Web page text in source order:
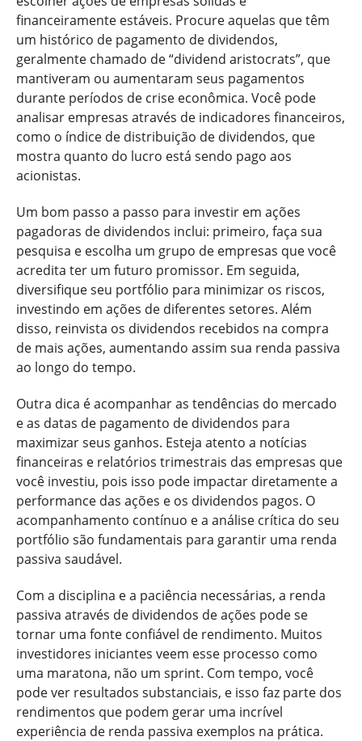
financeiramente estáveis. Procure aquelas que têm
um histórico de pagamento de dividendos,
geralmente chamado de “dividend aristocrats”, que
mantiveram ou aumentaram seus pagamentos
durante períodos de crise econômica. Você pode
analisar empresas através de indicadores financeiros,
como o índice de distribuição de dividendos, que
mostra quanto do lucro está sendo pago aos
acionistas.
Um bom passo a passo para investir em ações
pagadoras de dividendos inclui: primeiro, faça sua
pesquisa e escolha um grupo de empresas que você
acredita ter um futuro promissor. Em seguida,
diversifique seu portfólio para minimizar os riscos,
investindo em ações de diferentes setores. Além
disso, reinvista os dividendos recebidos na compra
de mais ações, aumentando assim sua renda passiva
ao longo do tempo.
Outra dica é acompanhar as tendências do mercado
e as datas de pagamento de dividendos para
maximizar seus ganhos. Esteja atento a notícias
financeiras e relatórios trimestrais das empresas que
você investiu, pois isso pode impactar diretamente a
performance das ações e os dividendos pagos. O
acompanhamento contínuo e a análise crítica do seu
portfólio são fundamentais para garantir uma renda
passiva saudável.
Com a disciplina e a paciência necessárias, a renda
passiva através de dividendos de ações pode se
tornar uma fonte confiável de rendimento. Muitos
investidores iniciantes veem esse processo como
uma maratona, não um sprint. Com tempo, você
pode ver resultados substanciais, e isso faz parte dos
rendimentos que podem gerar uma incrível
experiência de renda passiva exemplos na prática.